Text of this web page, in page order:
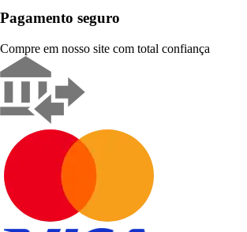
Pagamento seguro
Compre em nosso site com total confiança